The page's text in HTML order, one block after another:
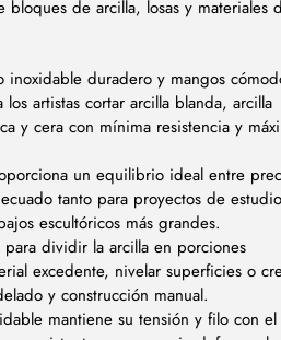
de arcilla, losas y materiales
inoxidable duradero y mangos
artistas cortar arcilla blanda, arcilla
y cera con mínima resistencia y
un equilibrio ideal entre
tanto para proyectos de estudio
escultóricos más grandes.
para dividir la arcilla en porciones
excedente, nivelar superficies o
y construcción manual.
mantiene su tensión y filo con el